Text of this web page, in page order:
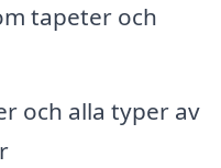
tapeter och
och alla typer av